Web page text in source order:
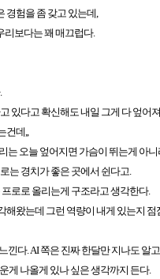
경험을 좀 갖고 있는데,
리보다는 꽤 매끄럽다.
있다고 확신해도 내일 그게 다 엎어
건데,,
는 오늘 엎어지면 가슴이 뛰는게 아
는 경치가 좋은 곳에서 쉰다고.
로로 올리는게 구조라고 생각한다.
왔는데 그런 역량이 내게 있는지 점
낀다. AI 쪽은 진짜 한달만 지나도 알
게 나올게 있나 싶은 생각까지 든다.